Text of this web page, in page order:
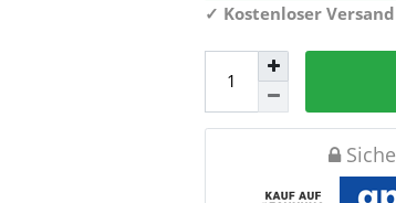
✓ Kostenloser